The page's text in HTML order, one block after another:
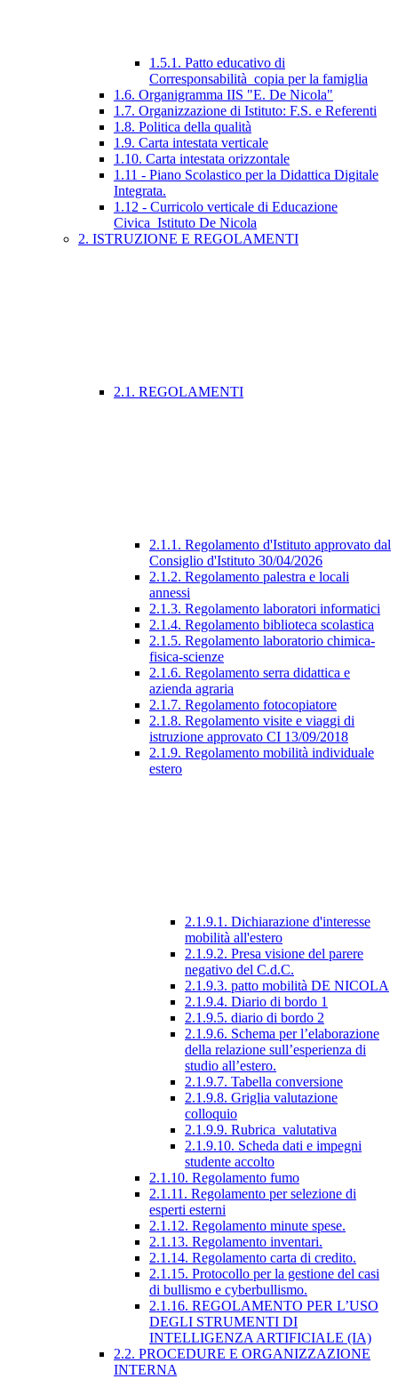
1.5.1. Patto educativo di
Corresponsabilità_copia per la famiglia
1.6. Organigramma IIS "E. De Nicola"
1.7. Organizzazione di Istituto: F.S. e Referenti
1.8. Politica della qualità
1.9. Carta intestata verticale
1.10. Carta intestata orizzontale
1.11 - Piano Scolastico per la Didattica Digitale
Integrata.
1.12 - Curricolo verticale di Educazione
Civica_Istituto De Nicola
2. ISTRUZIONE E REGOLAMENTI
2.1. REGOLAMENTI
2.1.1. Regolamento d'Istituto approvato dal
Consiglio d'Istituto 30/04/2026
2.1.2. Regolamento palestra e locali
annessi
2.1.3. Regolamento laboratori informatici
2.1.4. Regolamento biblioteca scolastica
2.1.5. Regolamento laboratorio chimica-
fisica-scienze
2.1.6. Regolamento serra didattica e
azienda agraria
2.1.7. Regolamento fotocopiatore
2.1.8. Regolamento visite e viaggi di
istruzione approvato CI 13/09/2018
2.1.9. Regolamento mobilità individuale
estero
2.1.9.1. Dichiarazione d'interesse
mobilità all'estero
2.1.9.2. Presa visione del parere
negativo del C.d.C.
2.1.9.3. patto mobilità DE NICOLA
2.1.9.4. Diario di bordo 1
2.1.9.5. diario di bordo 2
2.1.9.6. Schema per l’elaborazione
della relazione sull’esperienza di
studio all’estero.
2.1.9.7. Tabella conversione
2.1.9.8. Griglia valutazione
colloquio
2.1.9.9. Rubrica_valutativa
2.1.9.10. Scheda dati e impegni
studente accolto
2.1.10. Regolamento fumo
2.1.11. Regolamento per selezione di
esperti esterni
2.1.12. Regolamento minute spese.
2.1.13. Regolamento inventari.
2.1.14. Regolamento carta di credito.
2.1.15. Protocollo per la gestione del casi
di bullismo e cyberbullismo.
2.1.16. REGOLAMENTO PER L’USO
DEGLI STRUMENTI DI
INTELLIGENZA ARTIFICIALE (IA)
2.2. PROCEDURE E ORGANIZZAZIONE
INTERNA